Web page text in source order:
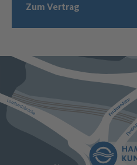
Zum Vertrag